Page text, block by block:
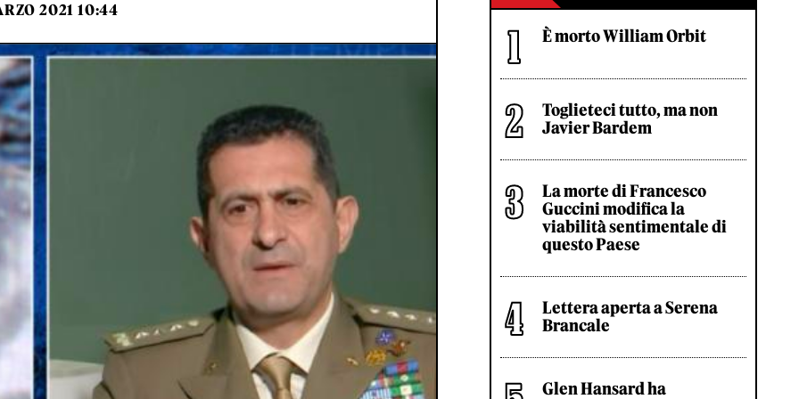
2021 10:44
È morto William Orbit
Toglieteci tutto, ma non
Javier Bardem
La morte di Francesco
Guccini modifica la
viabilità sentimentale di
questo Paese
Lettera aperta a Serena
Brancale
Glen Hansard ha